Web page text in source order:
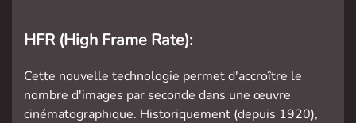
HFR (High Frame Rate):
Cette nouvelle technologie permet d'accroître le
nombre d'images par seconde dans une œuvre
cinématographique. Historiquement (depuis 1920),